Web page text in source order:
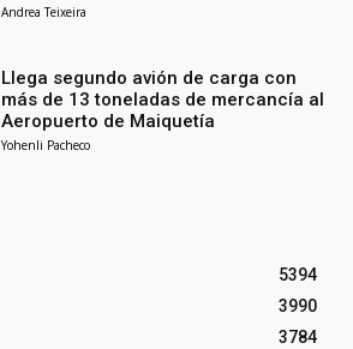
Andrea Teixeira
Llega segundo avión de carga con
más de 13 toneladas de mercancía al
Aeropuerto de Maiquetía
Yohenli Pacheco
5394
3990
3784